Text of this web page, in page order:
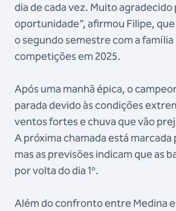
dia de cada vez. Muito agradecido
oportunidade”, afirmou Filipe,
o segundo semestre com a
competições em 2025.
Após uma manhã épica, o
parada devido às condições
ventos fortes e chuva que vão
A próxima chamada está marcada
mas as previsões indicam que as
por volta do dia 1º.
Além do confronto entre Medina e